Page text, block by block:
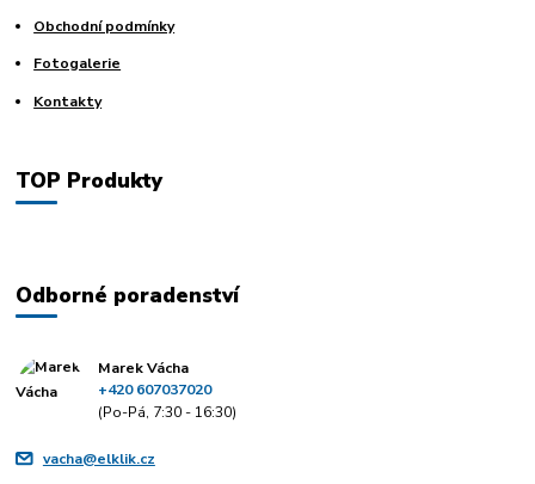
Obchodní podmínky
Fotogalerie
Kontakty
TOP Produkty
Odborné poradenství
Marek Vácha
+420 607037020
(Po-Pá, 7:30 - 16:30)
vacha@elklik.cz